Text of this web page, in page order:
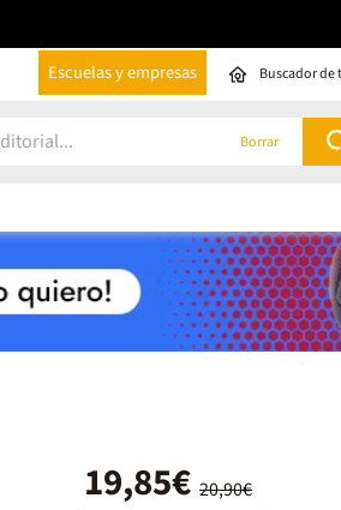
Escuelas y empresas Buscador de
Borrar
20,90€
19,85€